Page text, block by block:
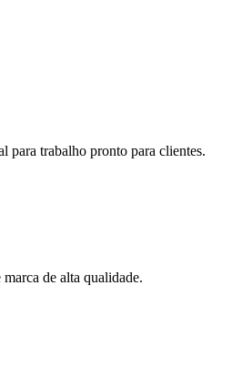
para trabalho pronto para clientes.
de alta qualidade.